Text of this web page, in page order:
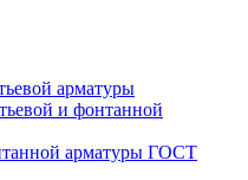
арматуры
и фонтанной
арматуры ГОСТ